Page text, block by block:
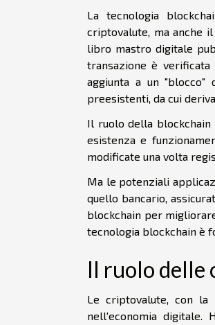
La tecnologia
criptovalute, ma anche
libro mastro digitale
transazione è
aggiunta a un "blocco"
preesistenti, da cui
Il ruolo della
esistenza e
modificate una volta
Ma le potenziali
quello bancario,
blockchain per
tecnologia blockchain è
Il ruolo delle
Le criptovalute, con la
nell'economia digitale.